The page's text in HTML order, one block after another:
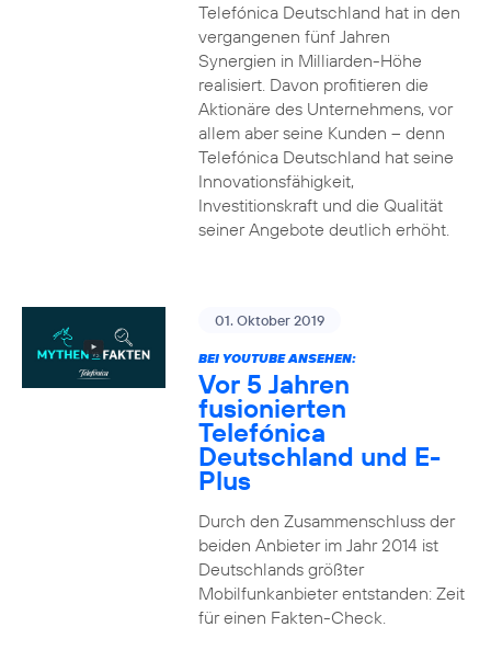
Telefónica Deutschland hat in den
vergangenen fünf Jahren
Synergien in Milliarden-Höhe
realisiert. Davon profitieren die
Aktionäre des Unternehmens, vor
allem aber seine Kunden – denn
Telefónica Deutschland hat seine
Innovationsfähigkeit,
Investitionskraft und die Qualität
seiner Angebote deutlich erhöht.
01. Oktober 2019
BEI YOUTUBE ANSEHEN:
Vor 5 Jahren
fusionierten
Telefónica
Deutschland und E-
Plus
Durch den Zusammenschluss der
beiden Anbieter im Jahr 2014 ist
Deutschlands größter
Mobilfunkanbieter entstanden: Zeit
für einen Fakten-Check.